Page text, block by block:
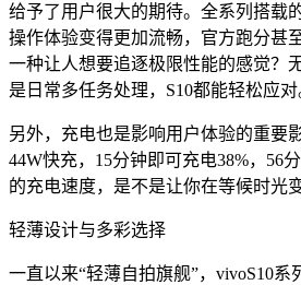
给予了用户很大的期待。全系列搭载
操作体验变得更加流畅，官方跑分甚
一种让人想要追逐极限性能的感觉？
是日常多任务处理，S10都能轻松应对
另外，充电也是影响用户体验的重要
44W快充，15分钟即可充电38%，56
的充电速度，是不是让你在等候时光
轻薄设计与多彩选择
一直以来“轻薄自拍旗舰”，vivoS10系